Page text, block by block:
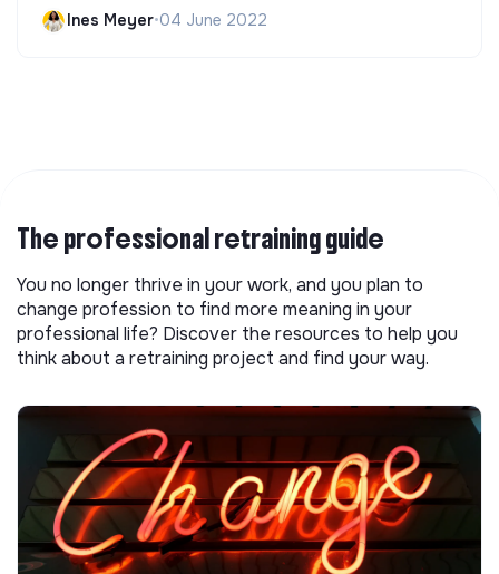
Ines Meyer•04 June 2022
The professional retraining guide
You no longer thrive in your work, and you plan to
change profession to find more meaning in your
professional life? Discover the resources to help you
think about a retraining project and find your way.